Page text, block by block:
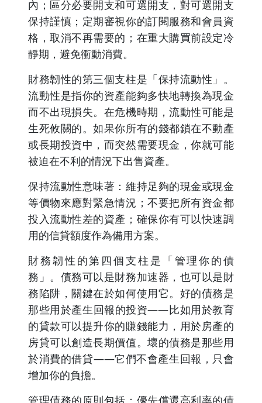
內；區分必要開支和可選開支，對可選開支
保持謹慎；定期審視你的訂閱服務和會員資
格，取消不再需要的；在重大購買前設定冷
靜期，避免衝動消費。
財務韌性的第三個支柱是「保持流動性」。
流動性是指你的資產能夠多快地轉換為現金
而不出現損失。在危機時期，流動性可能是
生死攸關的。如果你所有的錢都鎖在不動產
或長期投資中，而突然需要現金，你就可能
被迫在不利的情況下出售資產。
保持流動性意味著：維持足夠的現金或現金
等價物來應對緊急情況；不要把所有資金都
投入流動性差的資產；確保你有可以快速調
用的信貸額度作為備用方案。
財務韌性的第四個支柱是「管理你的債
務」。債務可以是財務加速器，也可以是財
務陷阱，關鍵在於如何使用它。好的債務是
那些用於產生回報的投資——比如用於教育
的貸款可以提升你的賺錢能力，用於房產的
房貸可以創造長期價值。壞的債務是那些用
於消費的借貸——它們不會產生回報，只會
增加你的負擔。
管理債務的原則包括：優先償還高利率的債